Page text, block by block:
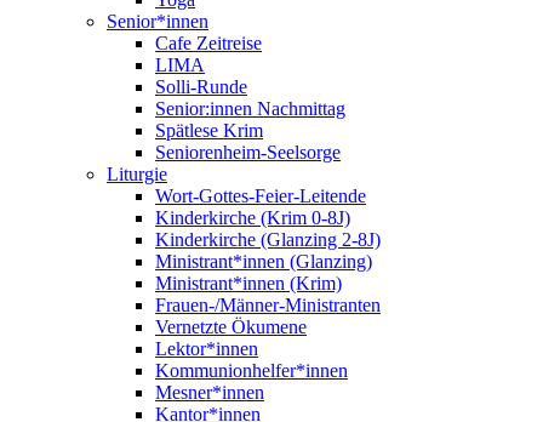
Senior*innen
Cafe Zeitreise
LIMA
Solli-Runde
Senior:innen Nachmittag
Spätlese Krim
Seniorenheim-Seelsorge
Liturgie
Wort-Gottes-Feier-Leitende
Kinderkirche (Krim 0-8J)
Kinderkirche (Glanzing 2-8J)
Ministrant*innen (Glanzing)
Ministrant*innen (Krim)
Frauen-/Männer-Ministranten
Vernetzte Ökumene
Lektor*innen
Kommunionhelfer*innen
Mesner*innen
Kantor*innen